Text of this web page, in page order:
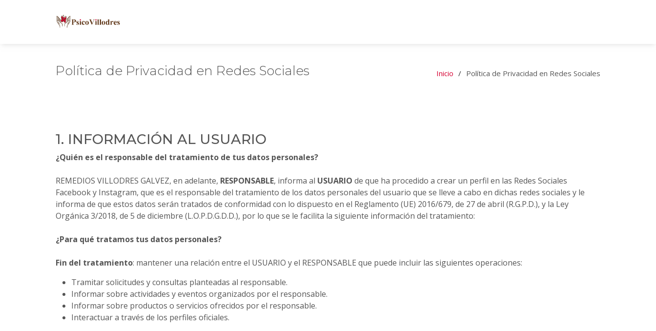
Política de Privacidad en Redes Sociales Inicio Política de Privacidad en Redes Sociales
1. INFORMACIÓN AL USUARIO
¿Quién es el responsable del tratamiento de tus datos personales?
REMEDIOS VILLODRES GALVEZ, en adelante, RESPONSABLE, informa al USUARIO de que ha procedido a crear un perfil en las Redes Sociales
Facebook y Instagram, que es el responsable del tratamiento de los datos personales del usuario que se lleve a cabo en dichas redes sociales y le
informa de que estos datos serán tratados de conformidad con lo dispuesto en el Reglamento (UE) 2016/679, de 27 de abril (R.G.P.D.), y la Ley
Orgánica 3/2018, de 5 de diciembre (L.O.P.D.G.D.D.), por lo que se le facilita la siguiente información del tratamiento:
¿Para qué tratamos tus datos personales?
Fin del tratamiento: mantener una relación entre el USUARIO y el RESPONSABLE que puede incluir las siguientes operaciones:
Tramitar solicitudes y consultas planteadas al responsable.
Informar sobre actividades y eventos organizados por el responsable.
Informar sobre productos o servicios ofrecidos por el responsable.
Interactuar a través de los perfiles oficiales.